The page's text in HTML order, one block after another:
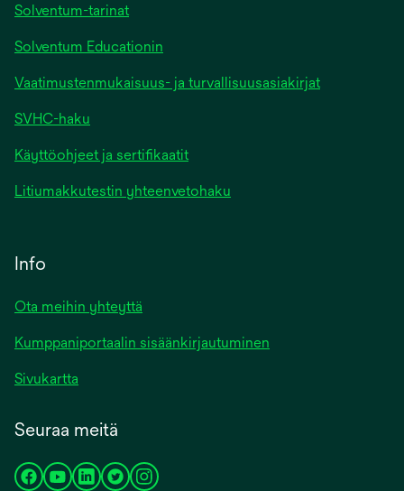
Solventum-tarinat
Solventum Educationin
Vaatimustenmukaisuus- ja turvallisuusasiakirjat
SVHC-haku
Käyttöohjeet ja sertifikaatit
Litiumakkutestin yhteenvetohaku
Info
Ota meihin yhteyttä
Kumppaniportaalin sisäänkirjautuminen
Sivukartta
Seuraa meitä
opensopensopensopensopens